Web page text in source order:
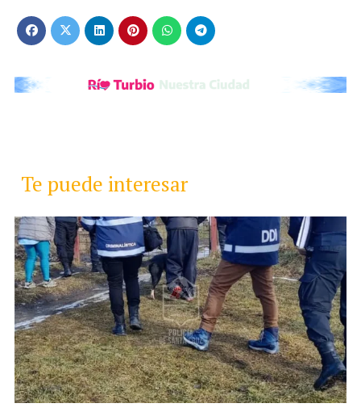
Te puede interesar